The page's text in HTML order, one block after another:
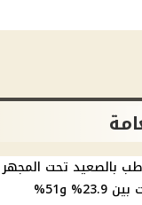
بالصعيد تحت
و51%